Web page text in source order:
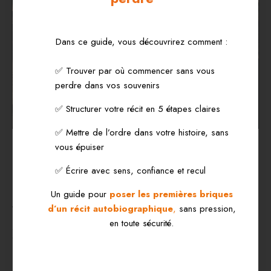
Le choix du support d’écriture
souvent un point de blocage pour de
nombreux écrivains, qu’ils soient
thérapeutiques ou créatifs. Voici quelques
options pour vous aider à choisir ce qui
vous convient le mieux.
Dans ce guide, vous découvrirez comment :
✅ Trouver par où commencer sans vous
perdre dans vos souvenirs
✅ Structurer votre récit en 5 étapes claires
✅ Mettre de l’ordre dans votre histoire, sans
vous épuiser
✅ Écrire avec sens, confiance et recul
Un guide pour poser les premières briques
d’un récit autobiographique, sans pression,
en toute sécurité.